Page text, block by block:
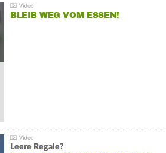
BLEIB WEG VOM ESSEN!
Leere Regale?